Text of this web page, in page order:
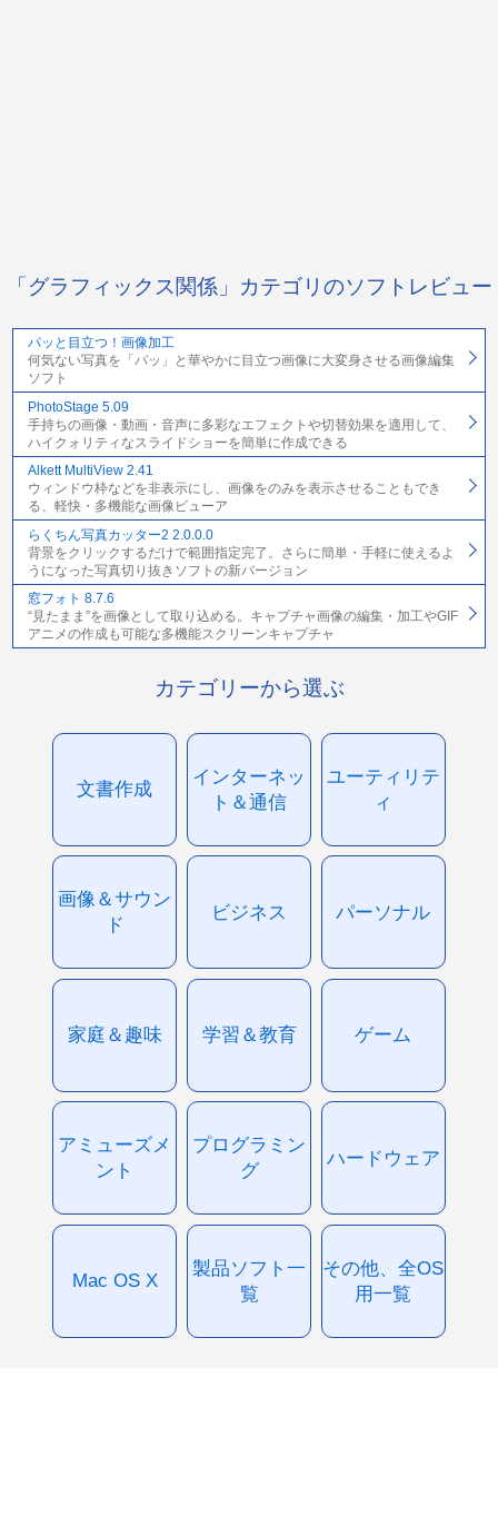
「グラフィックス関係」カテゴリのソフトレビュー
パッと目立つ！画像加工
何気ない写真を「パッ」と華やかに目立つ画像に大変身させる画像編集
ソフト
PhotoStage 5.09
手持ちの画像・動画・音声に多彩なエフェクトや切替効果を適用して、
ハイクォリティなスライドショーを簡単に作成できる
Alkett MultiView 2.41
ウィンドウ枠などを非表示にし、画像をのみを表示させることもでき
る、軽快・多機能な画像ビューア
らくちん写真カッター2 2.0.0.0
背景をクリックするだけで範囲指定完了。さらに簡単・手軽に使えるよ
うになった写真切り抜きソフトの新バージョン
窓フォト 8.7.6
“見たまま”を画像として取り込める。キャプチャ画像の編集・加工やGIF
アニメの作成も可能な多機能スクリーンキャプチャ
カテゴリーから選ぶ
文書作成
インターネッ
ト＆通信
ユーティリテ
ィ
画像＆サウン
ド
ビジネス パーソナル
家庭＆趣味 学習＆教育 ゲーム
アミューズメ
ント
プログラミン
グ
ハードウェア
Mac OS X
製品ソフト一
覧
その他、全OS
用一覧